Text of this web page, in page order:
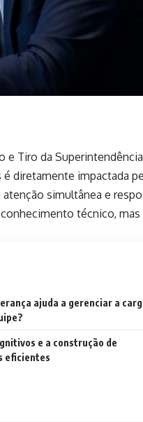
e Tiro da
diretamente impactada
simultânea e
técnico, mas
ajuda a gerenciar a
e a construção de
eficientes